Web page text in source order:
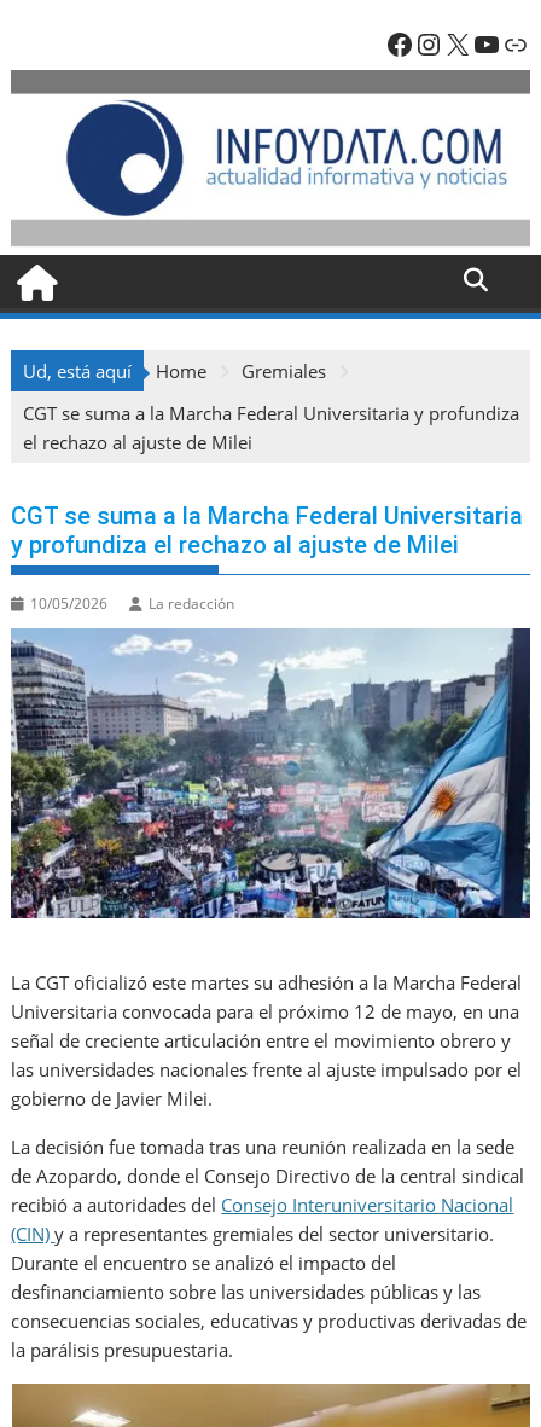
content
Facebook
X
Ud, está aquí Home
Gremiales
CGT se suma a la Marcha Federal Universitaria y profundiza
el rechazo al ajuste de Milei
CGT se suma a la Marcha Federal Universitaria
y profundiza el rechazo al ajuste de Milei
10/05/2026 La redacción
La CGT oficializó este martes su adhesión a la Marcha Federal
Universitaria convocada para el próximo 12 de mayo, en una
señal de creciente articulación entre el movimiento obrero y
las universidades nacionales frente al ajuste impulsado por el
gobierno de Javier Milei.
La decisión fue tomada tras una reunión realizada en la sede
de Azopardo, donde el Consejo Directivo de la central sindical
recibió a autoridades del Consejo Interuniversitario Nacional
(CIN)y a representantes gremiales del sector universitario.
Durante el encuentro se analizó el impacto del
desfinanciamiento sobre las universidades públicas y las
consecuencias sociales, educativas y productivas derivadas de
la parálisis presupuestaria.